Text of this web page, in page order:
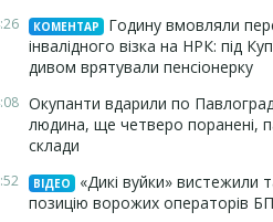
КОМЕНТАР
Годину вмовляли
інвалідного візка на НРК: під
дивом врятували пенсіонерку
Окупанти вдарили по
людина, ще четверо поранені,
склади
ВІДЕО
«Дикі вуйки» вистежили
позицію ворожих операторів